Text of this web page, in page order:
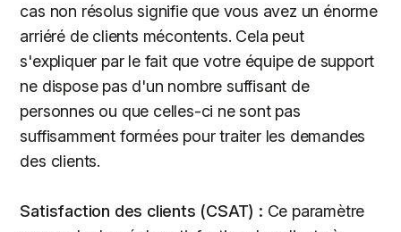
cas non résolus signifie que vous avez un énorme
arriéré de clients mécontents. Cela peut
s'expliquer par le fait que votre équipe de support
ne dispose pas d'un nombre suffisant de
personnes ou que celles-ci ne sont pas
suffisamment formées pour traiter les demandes
des clients.
Satisfaction des clients (CSAT) : Ce paramètre